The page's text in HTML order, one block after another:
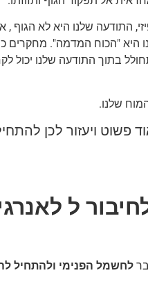
התודעה שלנו היא לא הגוף
"הכוח המדמה". מחקרים
בתוך התודעה שלנו יכול
שלנו.
פשוט ויעזור לכן
ל
לחשמל הפנימי ולהתחיל